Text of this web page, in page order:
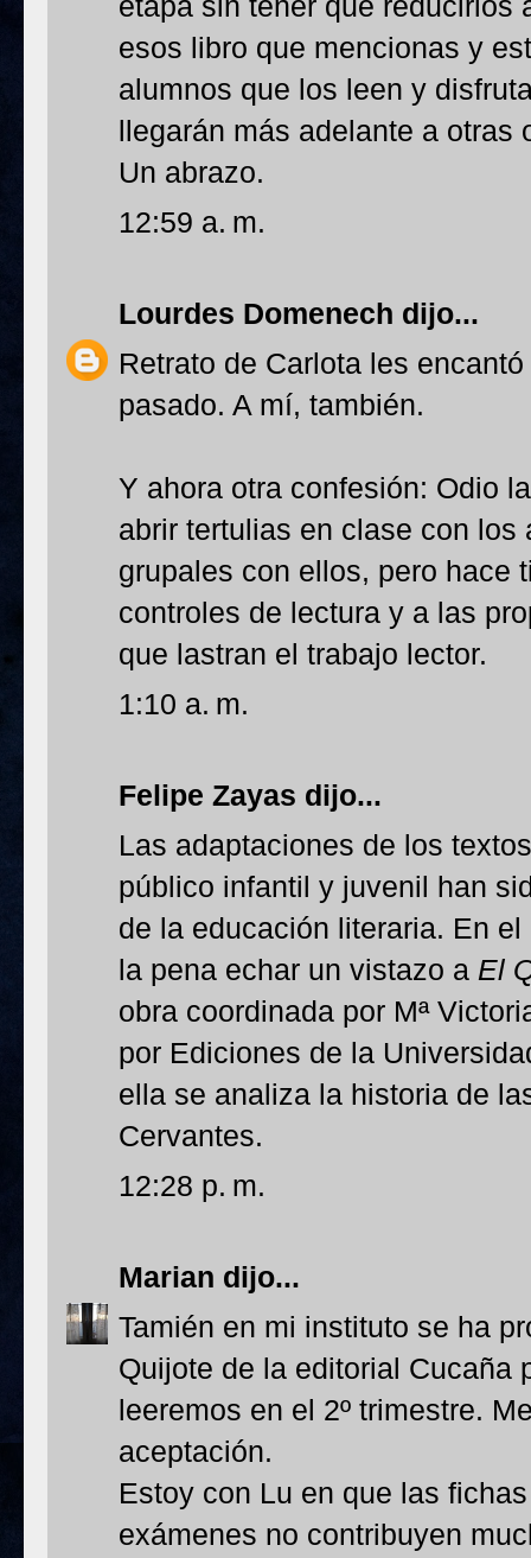
esos libro que mencionas y
alumnos que los leen y
llegarán más adelante a otras
Un abrazo.
12:59 a. m.
Lourdes Domenech dijo...
Retrato de Carlota les
pasado. A mí, también.
Y ahora otra confesión: Odio
abrir tertulias en clase con
grupales con ellos, pero hace
controles de lectura y a las
que lastran el trabajo lector.
1:10 a. m.
Felipe Zayas dijo...
Las adaptaciones de los
público infantil y juvenil han
de la educación literaria. En
la pena echar un vistazo a El
obra coordinada por Mª
por Ediciones de la
ella se analiza la historia de
Cervantes.
12:28 p. m.
Marian dijo...
Tamién en mi instituto se ha
Quijote de la editorial Cucaña
leeremos en el 2º trimestre.
aceptación.
Estoy con Lu en que las
exámenes no contribuyen